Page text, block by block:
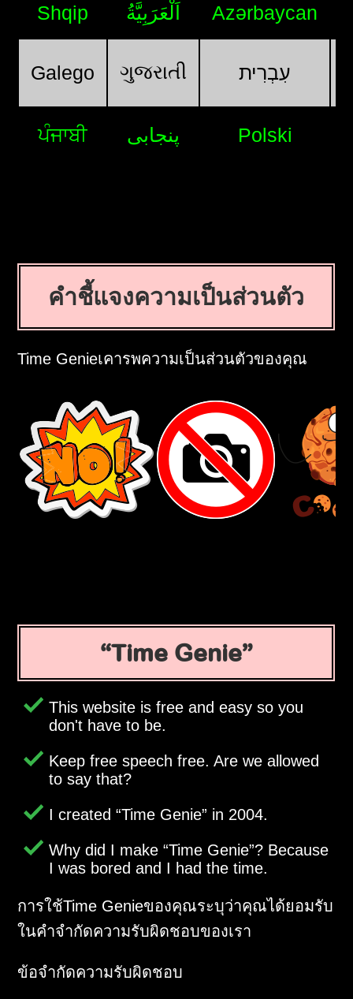
Shqip اَلْعَرَبِيَّةُ Azərbaycan
Galego ગુજરાતી עִבְרִית
ਪੰਜਾਬੀ پنجابی Polski
คำชี้แจงความเป็นส่วนตัว
Time Genieเคารพความเป็นส่วนตัวของคุณ
Time Genie
This website is free and easy so you
don't have to be.
Keep free speech free. Are we allowed
to say that?
I created Time Genie in 2004.
Why did I make Time Genie ? Because
I was bored and I had the time.
การใช้Time Genieของคุณระบุว่าคุณได้ยอมรับ
ในคำจำกัดความรับผิดชอบของเรา
ข้อจำกัดความรับผิดชอบ